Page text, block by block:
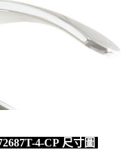
4-CP 尺寸圖